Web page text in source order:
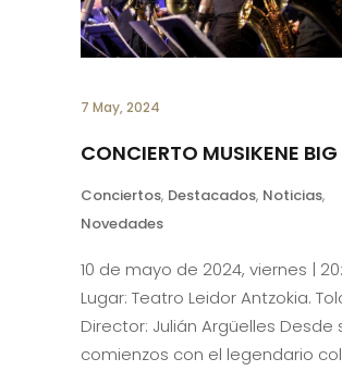
7 May, 2024
CONCIERTO MUSIKENE
Conciertos, Destacados, Noticias,
Novedades
10 de mayo de 2024, viernes |
Lugar: Teatro Leidor Antzokia.
Director: Julián Argüelles Desde
comienzos con el legendario